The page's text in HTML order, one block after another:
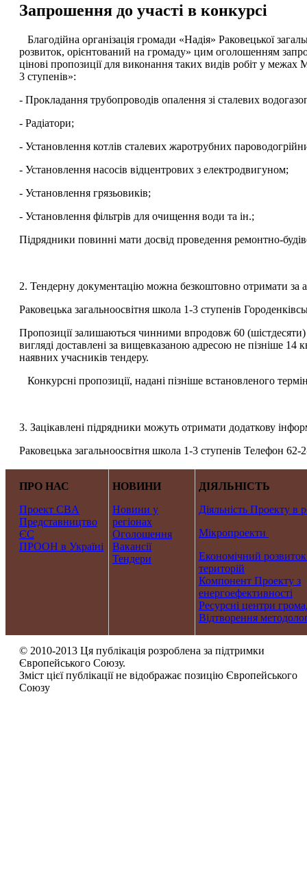
Запрошення до участі в конкурсі
Благодійна організація громади «Надія» Раковецької
розвиток, орієнтований на громаду» цим оголошенням
цінові пропозиції для виконання таких видів робіт у межах
3 ступенів»:
- Прокладання трубопроводів опалення зі сталевих
- Радіатори;
- Установлення котлів сталевих жаротрубних
- Установлення насосів відцентрових з електродвигуном;
- Установлення грязьовиків;
- Установлення фільтрів для очищення води та ін.;
Підрядники повинні мати досвід проведення ремонтно-
2. Тендерну документацію можна безкоштовно отримати за
Раковецька загальноосвітня школа 1-3 ступенів
Пропозиції залишаються чинними впродовж 60
вигляді доставлені за вищевказаною адресою не пізніше 14
наявних учасників тендеру.
Конкурсні пропозиції, надані пізніше встановленого
3. Зацікавлені підрядники можуть отримати додаткову
Раковецька загальноосвітня школа 1-3 ступенів Телефон 62-
ПРО НАС
Проект CBA
Представництво
ЄС
ПРООН в Україні
НОВИНИ
Новини у
регіонах
Оголошення
Вакансії
Тендери
ДІЯЛЬНІСТЬ
Діяльність Проекту в
Мікропроекти
Економічний розвиток
територій
Компонент Проекту з
енергоефективності
Ресурсні центри
Відтворення
© 2010-2013 Ця публікація розроблена за підтримки
Європейського Союзу.
Зміст цієї публікації не відображає позицію Європейського
Союзу